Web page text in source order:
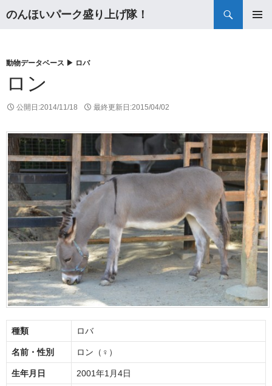
のんほいパーク盛り上げ隊！
索
ン
へ
キ
プ
動物データベース ▶ ロバ
ロン
公開日:2014/11/18 最終更新日:2015/04/02
種類 ロバ
名前・性別 ロン（♀）
生年月日 2001年1月4日